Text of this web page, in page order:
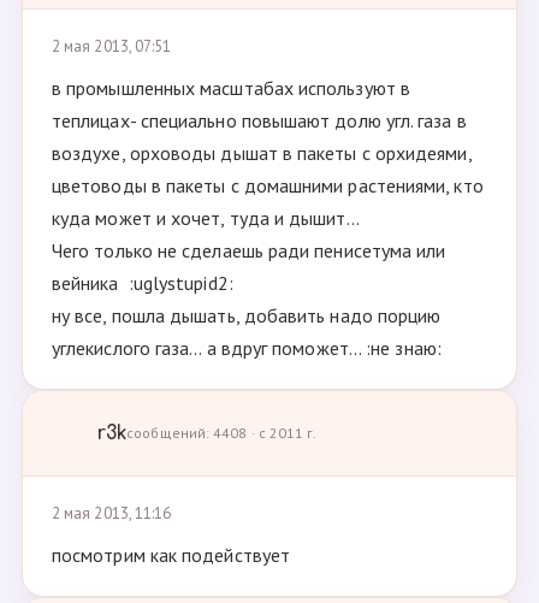
2 мая 2013, 07:51
в промышленных масштабах используют в
теплицах- специально повышают долю угл. газа в
воздухе, орховоды дышат в пакеты с орхидеями,
цветоводы в пакеты с домашними растениями, кто
куда может и хочет, туда и дышит...
Чего только не сделаешь ради пенисетума или
вейника :uglystupid2:
ну все, пошла дышать, добавить надо порцию
углекислого газа... а вдруг поможет... :не знаю:
r3kсообщений: 4408 · с 2011 г.
2 мая 2013, 11:16
посмотрим как подействует